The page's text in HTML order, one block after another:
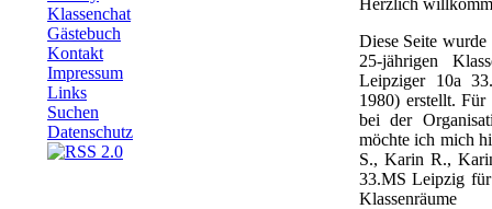
Klassenchat
Gästebuch
Kontakt
Impressum
Links
Suchen
Datenschutz
Herzlich
Diese Seite
25-jährigen
Leipziger 10a
1980) erstellt. Für
bei der
möchte ich mich
S., Karin R.,
33.MS Leipzig für
Klassenräume